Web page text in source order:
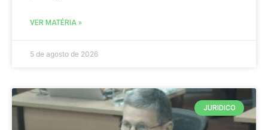
VER MATÉRIA »
5 de agosto de 2026
JURIDICO